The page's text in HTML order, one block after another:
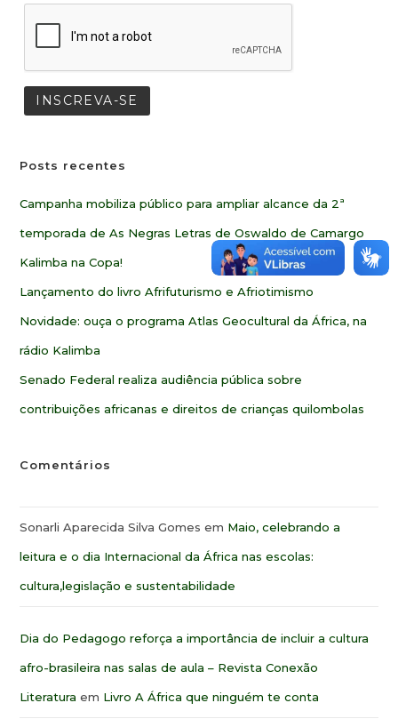
Posts recentes
Campanha mobiliza público para ampliar alcance da 2ª
temporada de As Negras Letras de Oswaldo de Camargo
Kalimba na Copa!
Lançamento do livro Afrifuturismo e Afriotimismo
Novidade: ouça o programa Atlas Geocultural da África, na
rádio Kalimba
Senado Federal realiza audiência pública sobre
contribuições africanas e direitos de crianças quilombolas
Comentários
Sonarli Aparecida Silva Gomes em Maio, celebrando a
leitura e o dia Internacional da África nas escolas:
cultura,legislação e sustentabilidade
Dia do Pedagogo reforça a importância de incluir a cultura
afro-brasileira nas salas de aula – Revista Conexão
Literatura em Livro A África que ninguém te conta